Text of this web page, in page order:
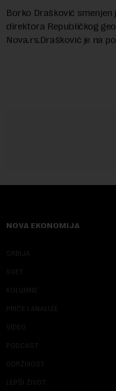
Borko Drašković smenjen
direktora Republičkog
Nova.rs.Drašković je na
NOVA EKONOMIJA
SRBIJA
SVET
KOLUMNE
PRIČE I ANALIZE
VIDEO
PODCAST
ODRŽIVOST
LEPŠI ŽIVOT